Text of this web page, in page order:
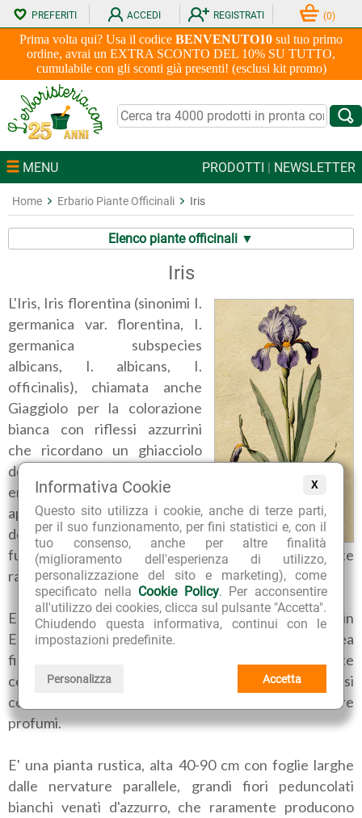
X
Informativa Cookie
Questo sito utilizza i cookie, anche di terze parti,
per il suo funzionamento, per fini statistici e, con il
tuo consenso, anche per altre finalità
(miglioramento dell'esperienza di utilizzo,
personalizzazione del sito e marketing), come
specificato nella Cookie Policy. Per acconsentire
all'utilizzo dei cookies, clicca sul pulsante "Accetta".
Chiudendo questa informativa, continui con le
impostazioni predefinite.
Personalizza Accetta
Prima volta qui? Usa il codice BENVENUTO10 sul tuo primo
ordine, avrai un EXTRA SCONTO DEL 10% SU TUTTO,
cumulabile con gli sconti già presenti! (esclusi kit promo)
PREFERITI ACCEDI REGISTRATI (0)
MENU PRODOTTI | NEWSLETTER
Home Erbario Piante Officinali Iris
Elenco piante officinali ▼
Iris
L'Iris, Iris florentina (sinonimi I.
germanica var. florentina, I.
germanica subspecies
albicans, I. albicans, I.
officinalis), chiamata anche
Giaggiolo per la colorazione
bianca con riflessi azzurrini
che ricordano un ghiacciolo
del suo fiore, è una pianta
erbacea perenne
appartenente alla famiglia
delle Iridaceae, dotata di un
fusto sotterraneo detto rizoma, che ogni anno emette
radici e fusti avventizi.
E' originaria dell'Asia minore, ma si è ben acclimatata in
Europa nelle regioni collinari, dove cresce spontanea
fino ai 1000 metri di altitudine, ed è largamente
coltivata anche in numerose cultivar e ibridi dai diversi
colori, a scopo ornamentale, medicinale e per realizzare
profumi.
E' una pianta rustica, alta 40-90 cm con foglie larghe
dalle nervature parallele, grandi fiori peduncolati
bianchi venati d'azzurro, che raramente producono